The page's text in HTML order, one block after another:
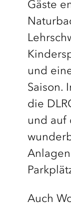
Gäste
und
Saison.
die
und auf
Auch